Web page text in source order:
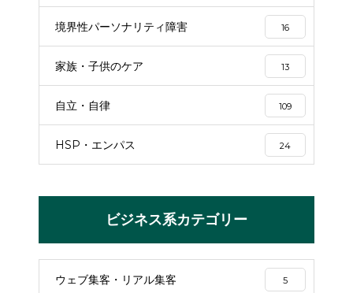
境界性パーソナリティ障害 16
家族・子供のケア 13
自立・自律 109
HSP・エンパス 24
ビジネス系カテゴリー
ウェブ集客・リアル集客 5